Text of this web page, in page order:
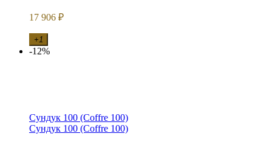
17 906 ₽
+1
-12%
Сундук 100 (Coffre 100)
Сундук 100 (Coffre 100)